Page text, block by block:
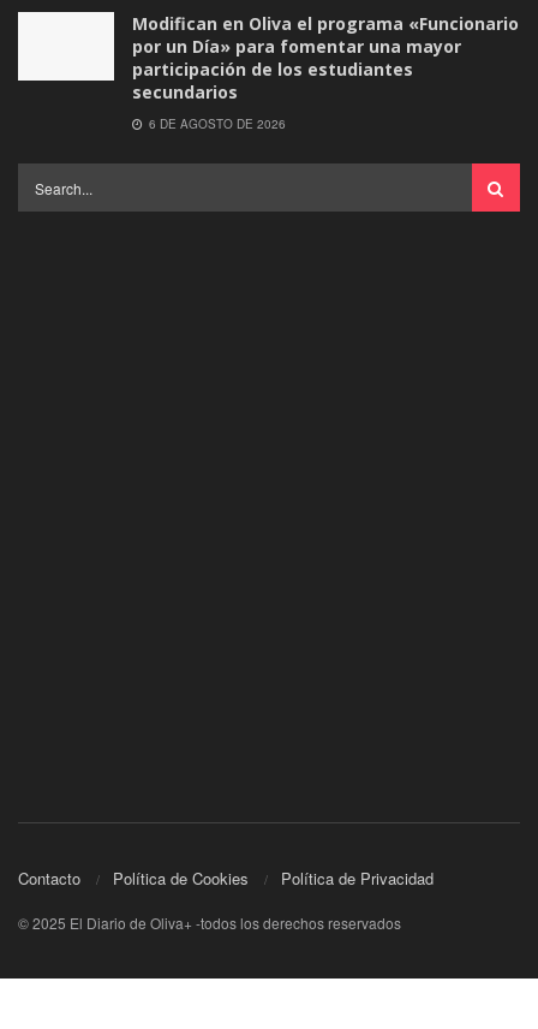
Modifican en Oliva el programa «Funcionario
por un Día» para fomentar una mayor
participación de los estudiantes
secundarios
6 DE AGOSTO DE 2026
Contacto Política de Cookies Política de Privacidad
© 2025 El Diario de Oliva+ -todos los derechos reservados